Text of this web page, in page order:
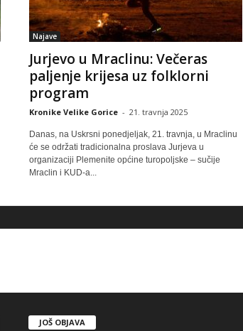
Najave
Jurjevo u Mraclinu: Večeras
paljenje krijesa uz folklorni
program
Kronike Velike Gorice - 21. travnja 2025
Danas, na Uskrsni ponedjeljak, 21. travnja, u Mraclinu
će se održati tradicionalna proslava Jurjeva u
organizaciji Plemenite općine turopoljske – sučije
Mraclin i KUD-a...
JOŠ OBJAVA